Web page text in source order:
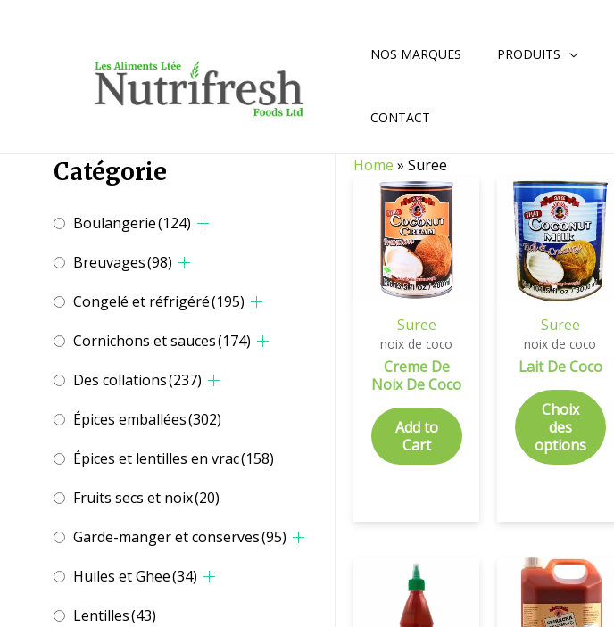
NOS MARQUES PRODUITS
CONTACT
Catégorie
Boulangerie(124)
Breuvages(98)
Congelé et réfrigéré(195)
Cornichons et sauces(174)
Des collations(237)
Épices emballées(302)
Épices et lentilles en vrac(158)
Fruits secs et noix(20)
Garde-manger et conserves(95)
Huiles et Ghee(34)
Lentilles(43)
Home »Suree
Suree
noix de coco
Creme De
Noix De Coco
Add to
Cart
Suree
noix de coco
Lait De Coco
Choix
des
options